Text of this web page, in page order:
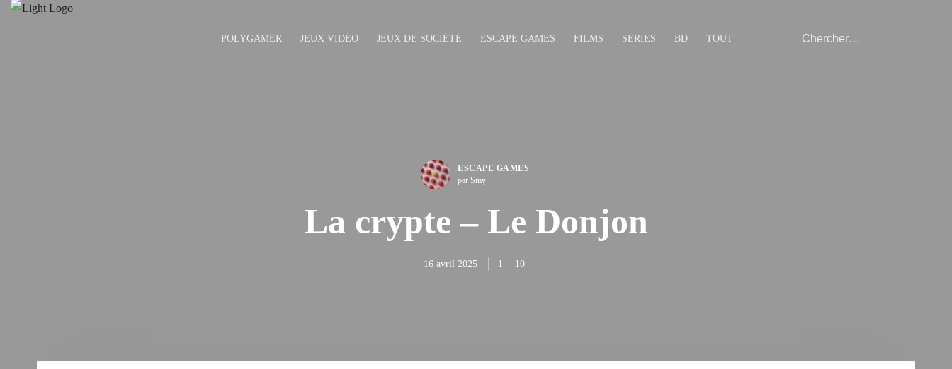
POLYGAMER JEUX VIDÉO JEUX DE SOCIÉTÉ ESCAPE GAMES FILMS SÉRIES BD TOUT
ESCAPE GAMES
par Smy
La crypte – Le Donjon
16 avril 2025 1 10